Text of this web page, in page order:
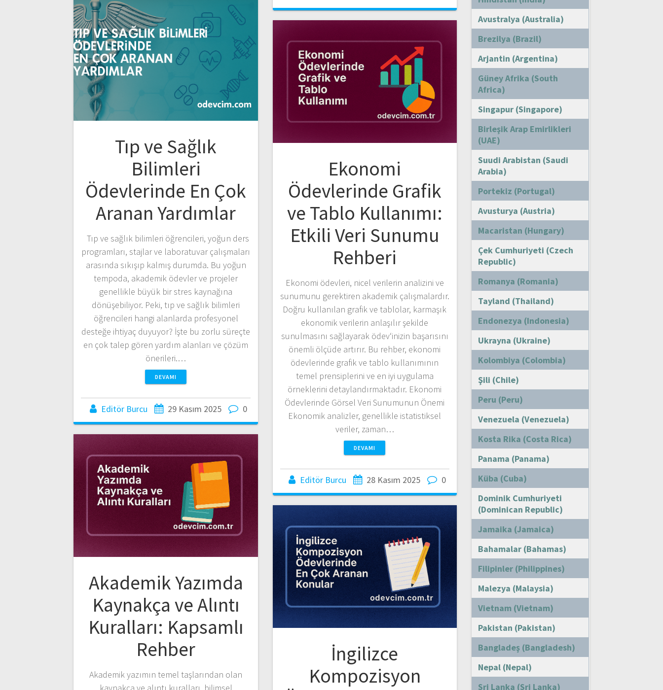
Tıp ve Sağlık
Bilimleri
Ödevlerinde En Çok
Aranan Yardımlar
Tıp ve sağlık bilimleri öğrencileri, yoğun ders
programları, stajlar ve laboratuvar çalışmaları
arasında sıkışıp kalmış durumda. Bu yoğun
tempoda, akademik ödevler ve projeler
genellikle büyük bir stres kaynağına
dönüşebiliyor. Peki, tıp ve sağlık bilimleri
öğrencileri hangi alanlarda profesyonel
desteğe ihtiyaç duyuyor? İşte bu zorlu süreçte
en çok talep gören yardım alanları ve çözüm
önerileri.…
DEVAMI
Editör Burcu 29 Kasım 2025 0
Ekonomi
Ödevlerinde Grafik
ve Tablo Kullanımı:
Etkili Veri Sunumu
Rehberi
Ekonomi ödevleri, nicel verilerin analizini ve
sunumunu gerektiren akademik çalışmalardır.
Doğru kullanılan grafik ve tablolar, karmaşık
ekonomik verilerin anlaşılır şekilde
sunulmasını sağlayarak ödev‘inizin başarısını
önemli ölçüde artırır. Bu rehber, ekonomi
ödevlerinde grafik ve tablo kullanımının
temel prensiplerini ve en iyi uygulama
örneklerini detaylandırmaktadır. Ekonomi
Ödevlerinde Görsel Veri Sunumunun Önemi
Ekonomik analizler, genellikle istatistiksel
veriler, zaman…
DEVAMI
Editör Burcu 28 Kasım 2025 0
Akademik Yazımda
Kaynakça ve Alıntı
Kuralları: Kapsamlı
Rehber
Akademik yazımın temel taşlarından olan
kaynakça ve alıntı kuralları, bilimsel
İngilizce
Kompozisyon
Avustralya (Australia)
Brezilya (Brazil)
Arjantin (Argentina)
Güney Afrika (South
Africa)
Singapur (Singapore)
Birleşik Arap Emirlikleri
(UAE)
Suudi Arabistan (Saudi
Arabia)
Portekiz (Portugal)
Avusturya (Austria)
Macaristan (Hungary)
Çek Cumhuriyeti (Czech
Republic)
Romanya (Romania)
Tayland (Thailand)
Endonezya (Indonesia)
Ukrayna (Ukraine)
Kolombiya (Colombia)
Şili (Chile)
Peru (Peru)
Venezuela (Venezuela)
Kosta Rika (Costa Rica)
Panama (Panama)
Küba (Cuba)
Dominik Cumhuriyeti
(Dominican Republic)
Jamaika (Jamaica)
Bahamalar (Bahamas)
Filipinler (Philippines)
Malezya (Malaysia)
Vietnam (Vietnam)
Pakistan (Pakistan)
Bangladeş (Bangladesh)
Nepal (Nepal)
Sri Lanka (Sri Lanka)